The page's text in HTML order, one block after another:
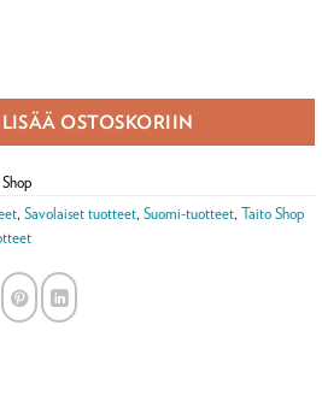
LISÄÄ OSTOSKORIIN
, Savolaiset tuotteet, Suomi-tuotteet, Taito Shop